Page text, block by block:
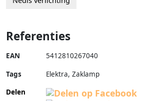
Referenties
EAN 5412810267040
Tags
Elektra, Zaklamp
Delen